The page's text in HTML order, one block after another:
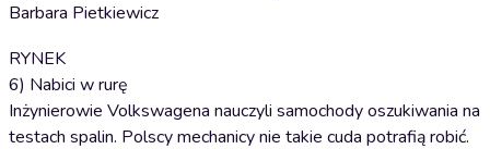
Barbara Pietkiewicz
RYNEK
6) Nabici w rurę
Inżynierowie Volkswagena nauczyli samochody oszukiwania na
testach spalin. Polscy mechanicy nie takie cuda potrafią robić.